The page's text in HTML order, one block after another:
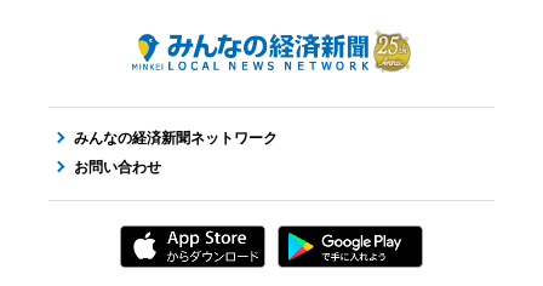
みんなの経済新聞ネットワーク
お問い合わせ